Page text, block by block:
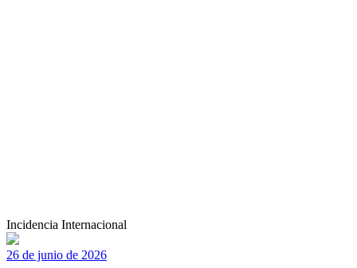
Incidencia Internacional
26 de junio de 2026